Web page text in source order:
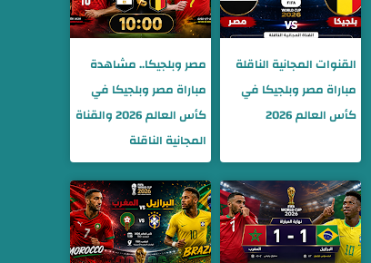
القنوات المجانية الناقلة
مباراة مصر وبلجيكا في
كأس العالم 2026
مصر وبلجيكا.. مشاهدة
مباراة مصر وبلجيكا في
كأس العالم 2026 والقناة
المجانية الناقلة